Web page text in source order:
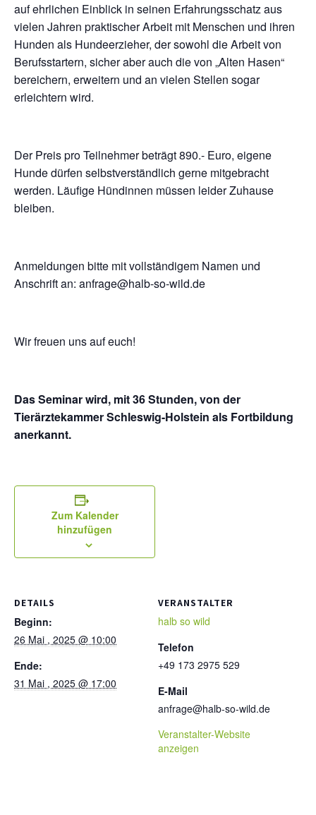
auf ehrlichen Einblick in seinen Erfahrungsschatz aus
vielen Jahren praktischer Arbeit mit Menschen und ihren
Hunden als Hundeerzieher, der sowohl die Arbeit von
Berufsstartern, sicher aber auch die von „Alten Hasen“
bereichern, erweitern und an vielen Stellen sogar
erleichtern wird.
Der Preis pro Teilnehmer beträgt 890.- Euro, eigene
Hunde dürfen selbstverständlich gerne mitgebracht
werden. Läufige Hündinnen müssen leider Zuhause
bleiben.
Anmeldungen bitte mit vollständigem Namen und
Anschrift an: anfrage@halb-so-wild.de
Wir freuen uns auf euch!
Das Seminar wird, mit 36 Stunden, von der
Tierärztekammer Schleswig-Holstein als Fortbildung
anerkannt.
Zum Kalender
hinzufügen
DETAILS
Beginn:
26 Mai , 2025 @ 10:00
Ende:
31 Mai , 2025 @ 17:00
VERANSTALTER
halb so wild
Telefon
+49 173 2975 529
E-Mail
anfrage@halb-so-wild.de
Veranstalter-Website
anzeigen